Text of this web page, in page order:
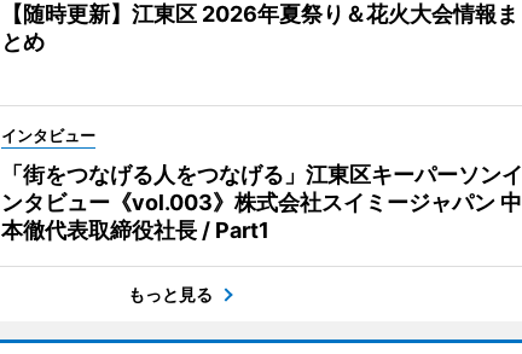
【随時更新】江東区 2026年夏祭り＆花火大会情報ま
とめ
インタビュー
「街をつなげる人をつなげる」江東区キーパーソンイ
ンタビュー《vol.003》株式会社スイミージャパン 中
本徹代表取締役社長 / Part1
もっと見る